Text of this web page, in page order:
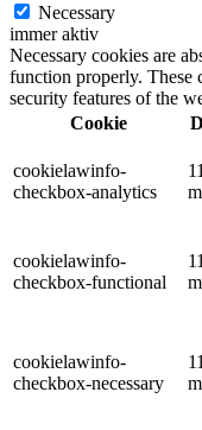
Necessary
immer aktiv
Necessary cookies are
function properly. These
security features of the
Cookie
cookielawinfo-
checkbox-analytics
11
cookielawinfo-
checkbox-functional
11
cookielawinfo-
checkbox-necessary
11